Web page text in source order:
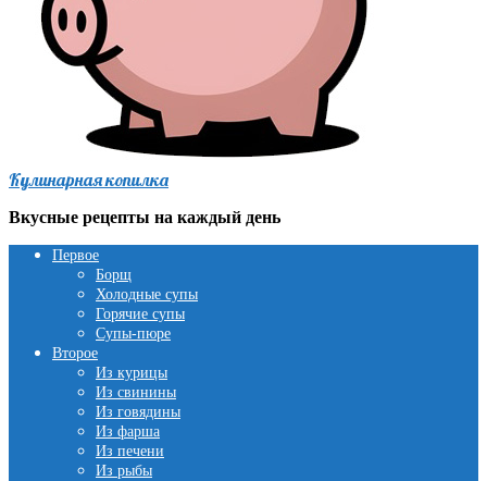
Кулинарная копилка
Вкусные рецепты на каждый день
Первое
Борщ
Холодные супы
Горячие супы
Супы-пюре
Второе
Из курицы
Из свинины
Из говядины
Из фарша
Из печени
Из рыбы